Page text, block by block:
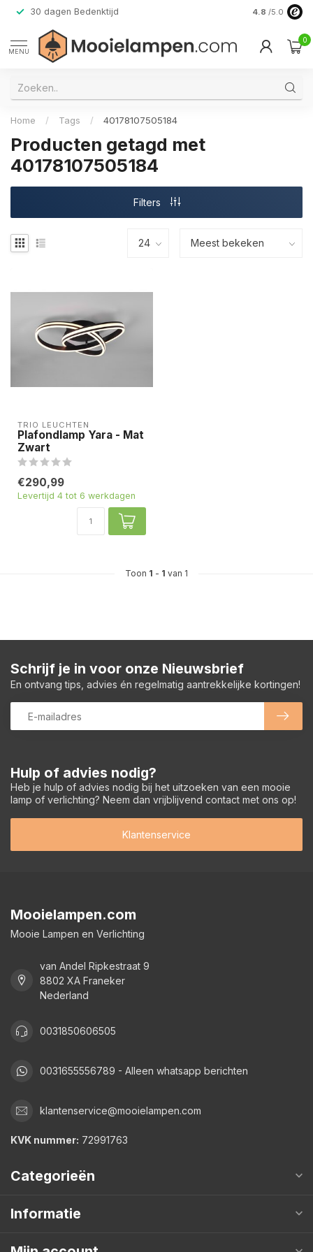
30 dagen Bedenktijd Verzending
4.8 /5.0
MENU
0
Home / Tags / 40178107505184
Producten getagd met
40178107505184
Filters
TRIO LEUCHTEN
Plafondlamp Yara - Mat
Zwart
€290,99
Levertijd 4 tot 6 werkdagen
Toon 1 - 1 van 1
Hulp of advies nodig?
Heb je hulp of advies nodig bij het uitzoeken van een mooie
lamp of verlichting? Neem dan vrijblijvend contact met ons op!
Klantenservice
Schrijf je in voor onze Nieuwsbrief
En ontvang tips, advies én regelmatig aantrekkelijke kortingen!
Mooielampen.com
Mooie Lampen en Verlichting
van Andel Ripkestraat 9
8802 XA Franeker
Nederland
0031850606505
0031655556789 - Alleen whatsapp berichten
klantenservice@mooielampen.com
KVK nummer: 72991763
Categorieën
Informatie